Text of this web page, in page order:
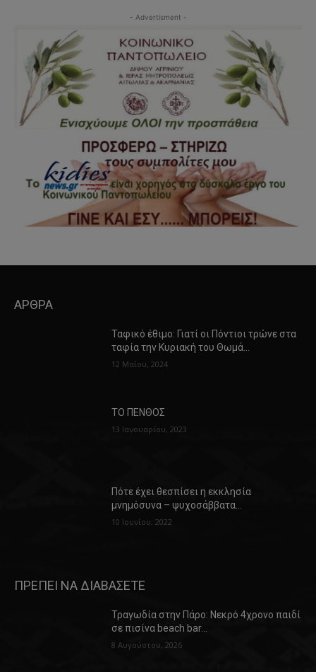
- Advertisment -
ΑΡΘΡΑ
Ταφικό έθιμο: Γιατί οι Πόντιοι τρώνε στα
ταφία την Κυριακή του Θωμά…
12 Μαΐου, 2024
ΤΟ ΠΕΝΘΟΣ
13 Ιανουαρίου, 2023
Πότε έχει θεσπίσει η εκκλησία
μνημόσυνα – ψυχοσάββατα…
10 Ιουνίου, 2022
ΠΡΕΠΕΙ ΝΑ ΔΙΑΒΑΣΕΤΕ
Τραγωδία στην Πάρο: Νεκρό 4χρονο παιδί
σε πισίνα beach bar…
8 Αυγούστου, 2026